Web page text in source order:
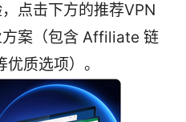
点击下方的推荐VPN
案（包含 Affiliate 链
质选项）。